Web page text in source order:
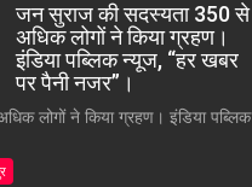
जन सुराज की सदस्यता 350 से
अधिक लोगों ने किया ग्रहण।
इंडिया पब्लिक न्यूज, “हर खबर
पर पैनी नजर”।
लोगों ने किया ग्रहण। इंडिया पब्लिक